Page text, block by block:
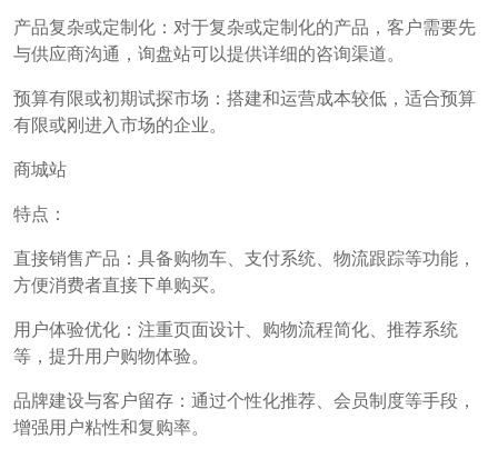
产品复杂或定制化：对于复杂或定制化的产品，客户需要先
与供应商沟通，询盘站可以提供详细的咨询渠道。
预算有限或初期试探市场：搭建和运营成本较低，适合预算
有限或刚进入市场的企业。
商城站
特点：
直接销售产品：具备购物车、支付系统、物流跟踪等功能，
方便消费者直接下单购买。
用户体验优化：注重页面设计、购物流程简化、推荐系统
等，提升用户购物体验。
品牌建设与客户留存：通过个性化推荐、会员制度等手段，
增强用户粘性和复购率。